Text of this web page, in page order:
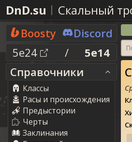
DnD.su Скальный
Boosty
Discord
5e24
/
5e14
Справочники
Классы
Расы и происхождения
Предыстории
Черты
Заклинания